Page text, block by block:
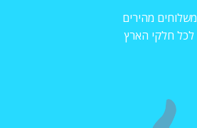
משלוחים מהירים
לכל חלקי הארץ